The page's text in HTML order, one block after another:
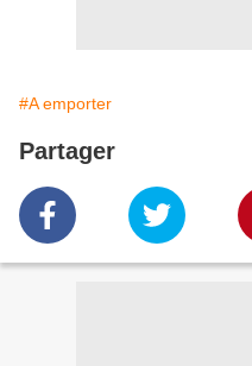
#A emporter
Partager